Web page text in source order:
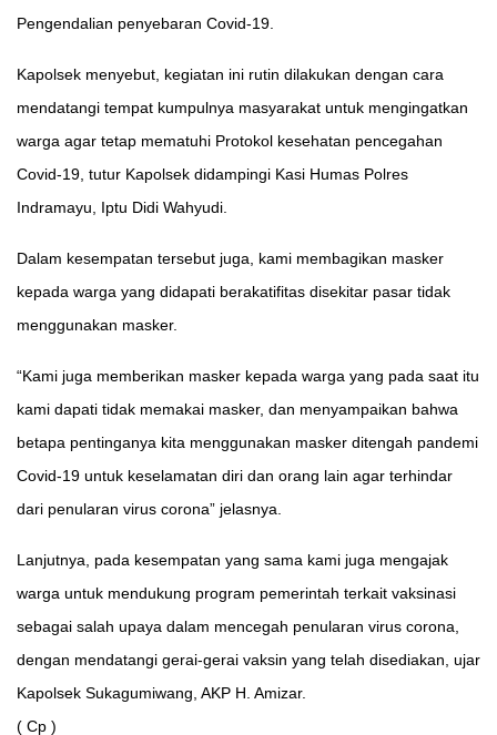
Pengendalian penyebaran Covid-19.
Kapolsek menyebut, kegiatan ini rutin dilakukan dengan cara
mendatangi tempat kumpulnya masyarakat untuk mengingatkan
warga agar tetap mematuhi Protokol kesehatan pencegahan
Covid-19, tutur Kapolsek didampingi Kasi Humas Polres
Indramayu, Iptu Didi Wahyudi.
Dalam kesempatan tersebut juga, kami membagikan masker
kepada warga yang didapati berakatifitas disekitar pasar tidak
menggunakan masker.
“Kami juga memberikan masker kepada warga yang pada saat itu
kami dapati tidak memakai masker, dan menyampaikan bahwa
betapa pentinganya kita menggunakan masker ditengah pandemi
Covid-19 untuk keselamatan diri dan orang lain agar terhindar
dari penularan virus corona” jelasnya.
Lanjutnya, pada kesempatan yang sama kami juga mengajak
warga untuk mendukung program pemerintah terkait vaksinasi
sebagai salah upaya dalam mencegah penularan virus corona,
dengan mendatangi gerai-gerai vaksin yang telah disediakan, ujar
Kapolsek Sukagumiwang, AKP H. Amizar.
( Cp )